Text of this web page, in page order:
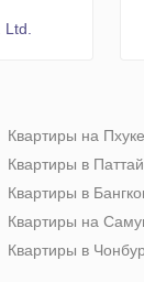
Ltd.
Квартиры на
Квартиры в
Квартиры в
Квартиры на
Квартиры в